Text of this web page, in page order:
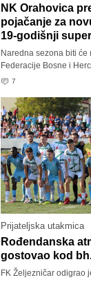
NK Orahovica
pojačanje za
19-godišnji
Naredna sezona biti
Federacije Bosne i
7
Prijateljska utakmica
Rođendanska
gostovao kod
FK Željezničar odigrao